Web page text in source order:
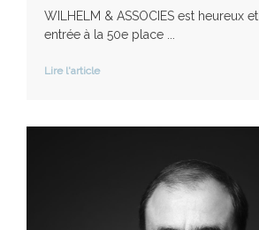
WILHELM & ASSOCIES est heureux
entrée à la 50e place ...
Lire l'article